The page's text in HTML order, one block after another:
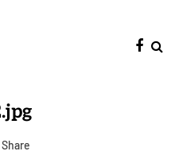
Share